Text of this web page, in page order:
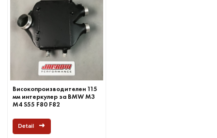
Високопроизводителен 115
мм интеркулер за BMW M3
M4 S55 F80 F82
Detail